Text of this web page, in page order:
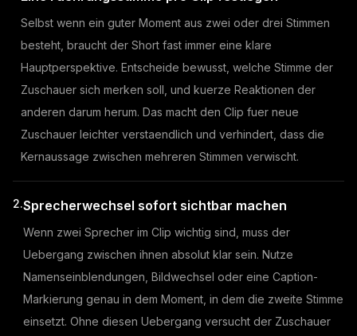
Selbst wenn ein guter Moment aus zwei oder drei Stimmen
besteht, braucht der Short fast immer eine klare
Hauptperspektive. Entscheide bewusst, welche Stimme der
Zuschauer sich merken soll, und kuerze Reaktionen der
anderen darum herum. Das macht den Clip fuer neue
Zuschauer leichter verstaendlich und verhindert, dass die
Kernaussage zwischen mehreren Stimmen verwischt.
2.Sprecherwechsel sofort sichtbar machen
Wenn zwei Sprecher im Clip wichtig sind, muss der
Uebergang zwischen ihnen absolut klar sein. Nutze
Namenseinblendungen, Bildwechsel oder eine Caption-
Markierung genau in dem Moment, in dem die zweite Stimme
einsetzt. Ohne diesen Uebergang versucht der Zuschauer